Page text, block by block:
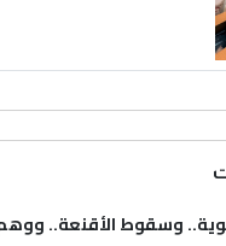
وسقوط الأقنعة..